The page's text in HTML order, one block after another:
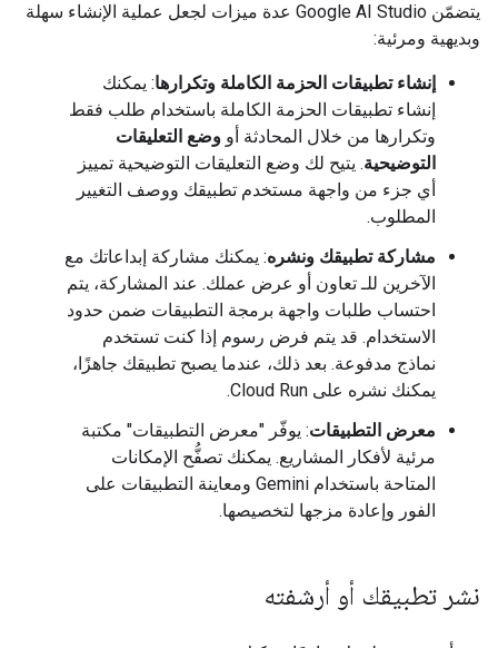
يتضمّن Google AI Studio عدة ميزات لجعل عملية الإنشاء سهلة
وبديهية ومرئية:
إنشاء تطبيقات الحزمة الكاملة وتكرارها: يمكنك
إنشاء تطبيقات الحزمة الكاملة باستخدام طلب فقط
وتكرارها من خلال المحادثة أو وضع التعليقات
التوضيحية. يتيح لك وضع التعليقات التوضيحية تمييز
أي جزء من واجهة مستخدم تطبيقك ووصف التغيير
المطلوب.
مشاركة تطبيقك ونشره: يمكنك مشاركة إبداعاتك مع
الآخرين للـ تعاون أو عرض عملك. عند المشاركة، يتم
احتساب طلبات واجهة برمجة التطبيقات ضمن حدود
الاستخدام. قد يتم فرض رسوم إذا كنت تستخدم
نماذج مدفوعة. بعد ذلك، عندما يصبح تطبيقك جاهزًا،
يمكنك نشره على Cloud Run.
معرض التطبيقات: يوفّر "معرض التطبيقات" مكتبة
مرئية لأفكار المشاريع. يمكنك تصفُّح الإمكانات
المتاحة باستخدام Gemini ومعاينة التطبيقات على
الفور وإعادة مزجها لتخصيصها.
نشر تطبيقك أو أرشفته